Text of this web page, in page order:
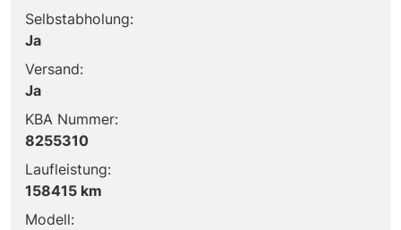
Selbstabholung:
Ja
Versand:
Ja
KBA Nummer:
8255310
Laufleistung:
158415 km
Modell: